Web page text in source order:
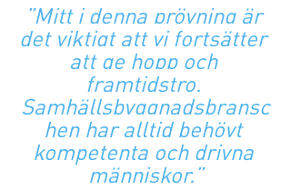
”Mitt i denna prövning är
det viktigt att vi fortsätter
att ge hopp och
framtidstro.
Samhällsbyggnadsbransc
hen har alltid behövt
kompetenta och drivna
människor.”